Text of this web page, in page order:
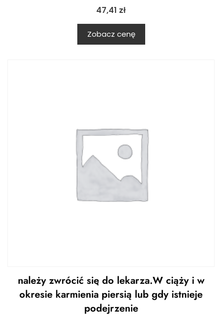
47,41 zł
Zobacz cenę
należy zwrócić się do lekarza.W ciąży i w
okresie karmienia piersią lub gdy istnieje
podejrzenie